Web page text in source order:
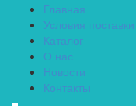
Главная
Условия поставки
Каталог
О нас
Новости
Контакты